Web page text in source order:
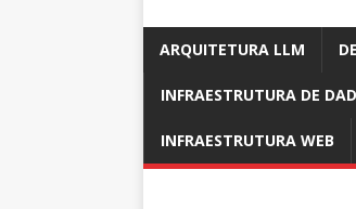
ARQUITETURA LLM
INFRAESTRUTURA DE
INFRAESTRUTURA WEB